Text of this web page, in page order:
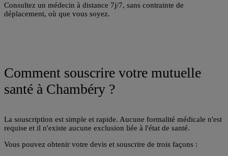
Consultez un médecin à distance 7j/7, sans contrainte de
déplacement, où que vous soyez.
Comment souscrire votre mutuelle
santé à Chambéry ?
La souscription est simple et rapide. Aucune formalité médicale n'est
requise et il n'existe aucune exclusion liée à l'état de santé.
Vous pouvez obtenir votre devis et souscrire de trois façons :